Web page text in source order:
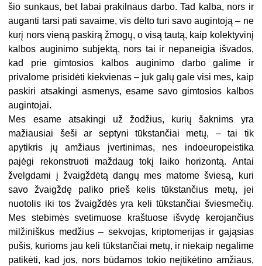
šio sunkaus, bet labai prakilnaus darbo. Tad kalba, nors ir
auganti tarsi pati savaime, vis dėlto turi savo augintoją – ne
kurį nors vieną paskirą žmogų, o visą tautą, kaip kolektyvinį
kalbos auginimo subjektą, nors tai ir nepaneigia išvados,
kad prie gimtosios kalbos auginimo darbo galime ir
privalome prisidėti kiekvienas – juk galų gale visi mes, kaip
paskiri atsakingi asmenys, esame savo gimtosios kalbos
augintojai.
Mes esame atsakingi už žodžius, kurių šaknims yra
mažiausiai šeši ar septyni tūkstančiai metų, – tai tik
apytikris jų amžiaus įvertinimas, nes indoeuropeistika
pajėgi rekonstruoti maždaug tokį laiko horizontą. Antai
žvelgdami į žvaigždėtą dangų mes matome šviesą, kuri
savo žvaigždę paliko prieš kelis tūkstančius metų, jei
nuotolis iki tos žvaigždės yra keli tūkstančiai šviesmečių.
Mes stebimės svetimuose kraštuose išvydę kerojančius
milžiniškus medžius – sekvojas, kriptomerijas ir gająsias
pušis, kurioms jau keli tūkstančiai metų, ir niekaip negalime
patikėti, kad jos, nors būdamos tokio neįtikėtino amžiaus,